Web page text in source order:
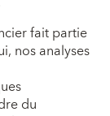
fait partie
nos analyses
du